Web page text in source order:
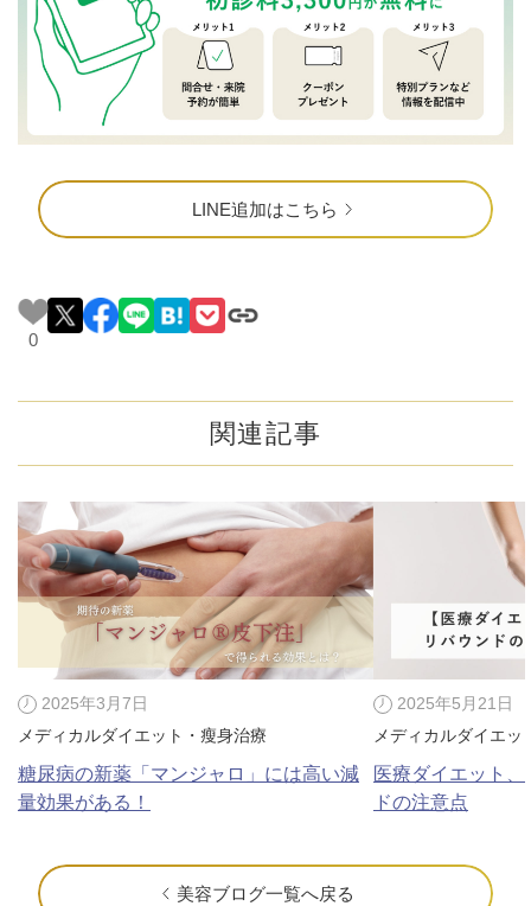
LINE追加はこちら
0
関連記事
2025年3月7日
メディカルダイエット・瘦身治療
糖尿病の新薬「マンジャロ」には高い減
量効果がある！
2025年5月21日
メディカルダイエッ
医療ダイエット
ドの注意点
美容ブログ一覧へ戻る